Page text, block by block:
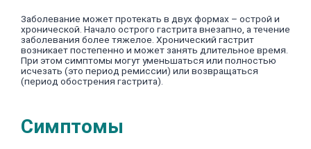
Заболевание может протекать в двух формах – острой и
хронической. Начало острого гастрита внезапно, а течение
заболевания более тяжелое. Хронический гастрит
возникает постепенно и может занять длительное время.
При этом симптомы могут уменьшаться или полностью
исчезать (это период ремиссии) или возвращаться
(период обострения гастрита).
Симптомы